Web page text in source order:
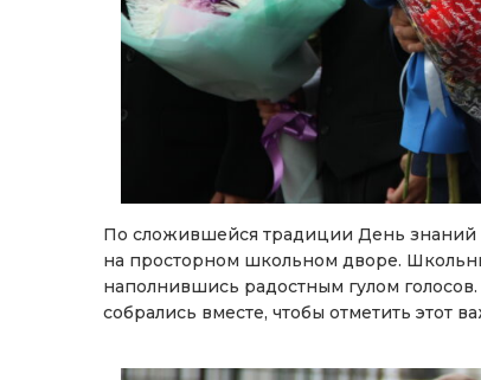
По сложившейся традиции День знаний
на просторном школьном дворе.
наполнившись радостным гулом
собрались вместе, чтобы отметить этот